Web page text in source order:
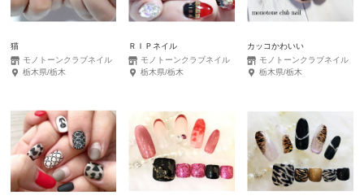
猫
モノトーンクラブネイル
栃木県/栃木
ＲＩＰネイル
モノトーンクラブネイル
栃木県/栃木
カッコかわいい
モノトーンクラブネイル
栃木県/栃木